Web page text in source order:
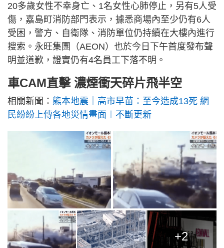
20多歲女性不幸身亡、1名女性心肺停止，另有5人受
傷，嘉島町消防部門表示，據悉商場內至少仍有6人
受困，警方、自衛隊、消防單位仍持續在大樓內進行
搜索。永旺集團（AEON）也於今日下午首度發布聲
明並道歉，證實仍有4名員工下落不明。
車CAM直擊 濃煙衝天碎片飛半空
相關新聞： 熊本地震｜高市早苗：至今造成13死 網
民紛紛上傳各地災情畫面︱不斷更新
+2